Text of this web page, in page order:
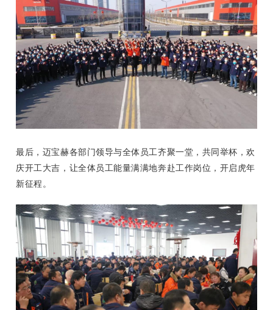
最后，迈宝赫各部门领导与全体员工齐聚一堂，共同举杯，欢
庆开工大吉，让全体员工能量满满地奔赴工作岗位，开启虎年
新征程。